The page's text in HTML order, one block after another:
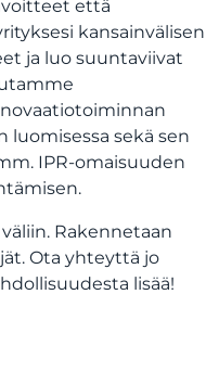
että
kansainvälisen
ja luo suuntaviivat
luomisessa sekä sen
IPR-omaisuuden
Rakennetaan
Ota yhteyttä jo
lisää!